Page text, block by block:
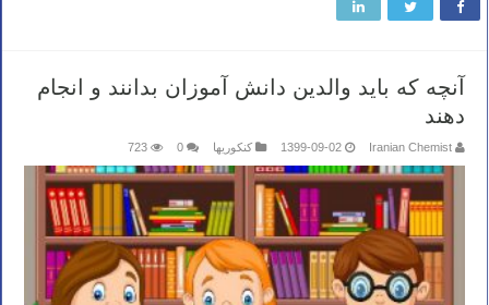
آنچه که باید والدین دانش آموزان بدانند و انجام
دهند
Iranian Chemist
1399-09-02 کنکوریها 0
723